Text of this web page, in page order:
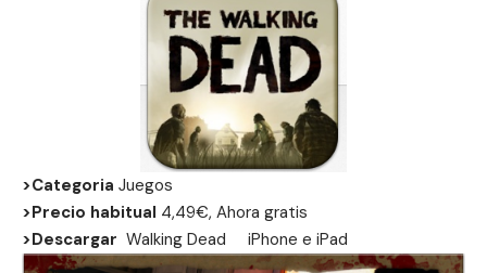
>Categoria Juegos
>Precio habitual 4,49€, Ahora gratis
>Descargar Walking Dead iPhone e iPad